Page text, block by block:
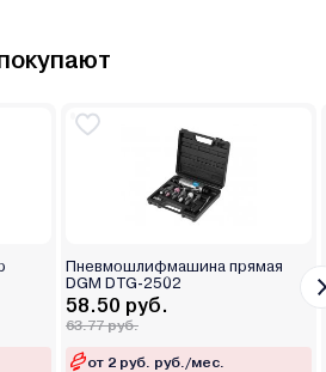
Пневмошлифмашина прямая
DGM DTG-2502
58.50 руб.
63.77 руб.
от 2 руб. руб./мес.